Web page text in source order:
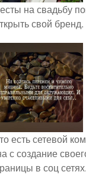
на свадьбу
свой бренд.
есть сетевой
с создание
в соц сетях.